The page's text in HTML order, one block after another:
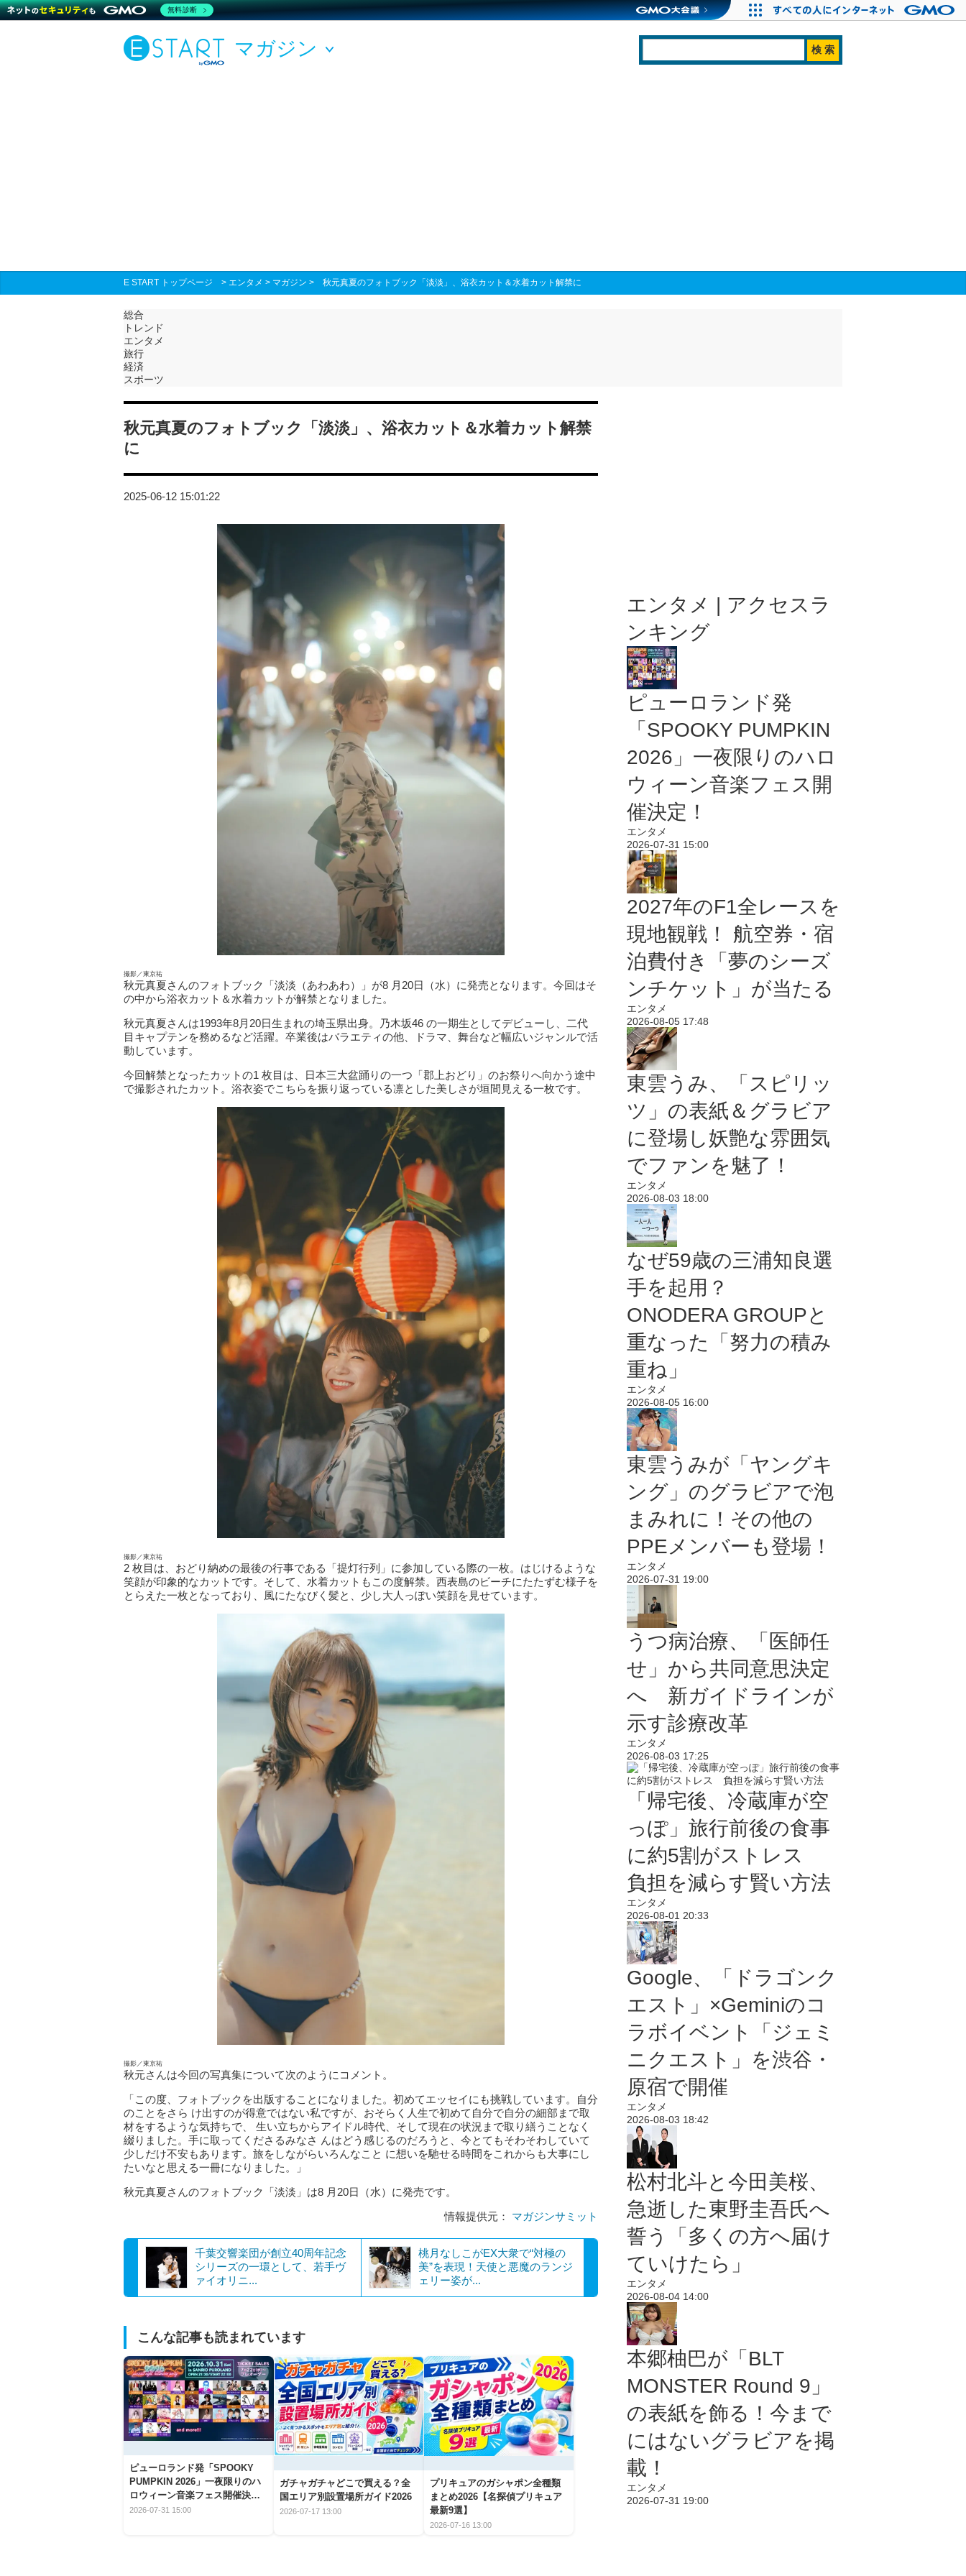
マガジン
E START トップページ > エンタメ > マガジン > 秋元真夏のフォトブック「淡淡」、浴衣カット＆水着カット解禁に
総合
トレンド
エンタメ
旅行
経済
スポーツ
秋元真夏のフォトブック「淡淡」、浴衣カット＆水着カット解禁
に
2025-06-12 15:01:22
撮影／東京祐
秋元真夏さんのフォトブック「淡淡（あわあわ）」が8 月20日（水）に発売となります。今回はそ
の中から浴衣カット＆水着カットが解禁となりました。
秋元真夏さんは1993年8月20日生まれの埼玉県出身。乃木坂46 の一期生としてデビューし、二代
目キャプテンを務めるなど活躍。卒業後はバラエティの他、ドラマ、舞台など幅広いジャンルで活
動しています。
今回解禁となったカットの1 枚目は、日本三大盆踊りの一つ「郡上おどり」のお祭りへ向かう途中
で撮影されたカット。浴衣姿でこちらを振り返っている凛とした美しさが垣間見える一枚です。
撮影／東京祐
2 枚目は、おどり納めの最後の行事である「提灯行列」に参加している際の一枚。はじけるような
笑顔が印象的なカットです。そして、水着カットもこの度解禁。西表島のビーチにたたずむ様子を
とらえた一枚となっており、風にたなびく髪と、少し大人っぽい笑顔を見せています。
撮影／東京祐
秋元さんは今回の写真集について次のようにコメント。
「この度、フォトブックを出版することになりました。初めてエッセイにも挑戦しています。自分
のことをさら け出すのが得意ではない私ですが、おそらく人生で初めて自分で自分の細部まで取
材をするような気持ちで、 生い立ちからアイドル時代、そして現在の状況まで取り繕うことなく
綴りました。手に取ってくださるみなさ んはどう感じるのだろうと、今とてもそわそわしていて
少しだけ不安もあります。旅をしながらいろんなこと に想いを馳せる時間をこれからも大事にし
たいなと思える一冊になりました。」
秋元真夏さんのフォトブック「淡淡」は8 月20日（水）に発売です。
情報提供元： マガジンサミット
千葉交響楽団が創立40周年記念
シリーズの一環として、若手ヴ
ァイオリニ...
桃月なしこがEX大衆で“対極の
美”を表現！天使と悪魔のランジ
ェリー姿が...
こんな記事も読まれています
ピューロランド発「SPOOKY
PUMPKIN 2026」一夜限りのハ
ロウィーン音楽フェス開催決
定！
2026-07-31 15:00
ガチャガチャどこで買える？全
国エリア別設置場所ガイド2026
2026-07-17 13:00
プリキュアのガシャポン全種類
まとめ2026【名探偵プリキュア
最新9選】
2026-07-16 13:00
エンタメ | アクセスラ
ンキング
ピューロランド発
「SPOOKY PUMPKIN
2026」一夜限りのハロ
ウィーン音楽フェス開
催決定！
エンタメ
2026-07-31 15:00
2027年のF1全レースを
現地観戦！ 航空券・宿
泊費付き「夢のシーズ
ンチケット」が当たる
エンタメ
2026-08-05 17:48
東雲うみ、「スピリッ
ツ」の表紙＆グラビア
に登場し妖艶な雰囲気
でファンを魅了！
エンタメ
2026-08-03 18:00
なぜ59歳の三浦知良選
手を起用？
ONODERA GROUPと
重なった「努力の積み
重ね」
エンタメ
2026-08-05 16:00
東雲うみが「ヤングキ
ング」のグラビアで泡
まみれに！その他の
PPEメンバーも登場！
エンタメ
2026-07-31 19:00
うつ病治療、「医師任
せ」から共同意思決定
へ 新ガイドラインが
示す診療改革
エンタメ
2026-08-03 17:25
「帰宅後、冷蔵庫が空
っぽ」旅行前後の食事
に約5割がストレス
負担を減らす賢い方法
エンタメ
2026-08-01 20:33
Google、「ドラゴンク
エスト」×Geminiのコ
ラボイベント「ジェミ
ニクエスト」を渋谷・
原宿で開催
エンタメ
2026-08-03 18:42
松村北斗と今田美桜、
急逝した東野圭吾氏へ
誓う「多くの方へ届け
ていけたら」
エンタメ
2026-08-04 14:00
本郷柚巴が「BLT
MONSTER Round 9」
の表紙を飾る！今まで
にはないグラビアを掲
載！
エンタメ
2026-07-31 19:00
無料診断